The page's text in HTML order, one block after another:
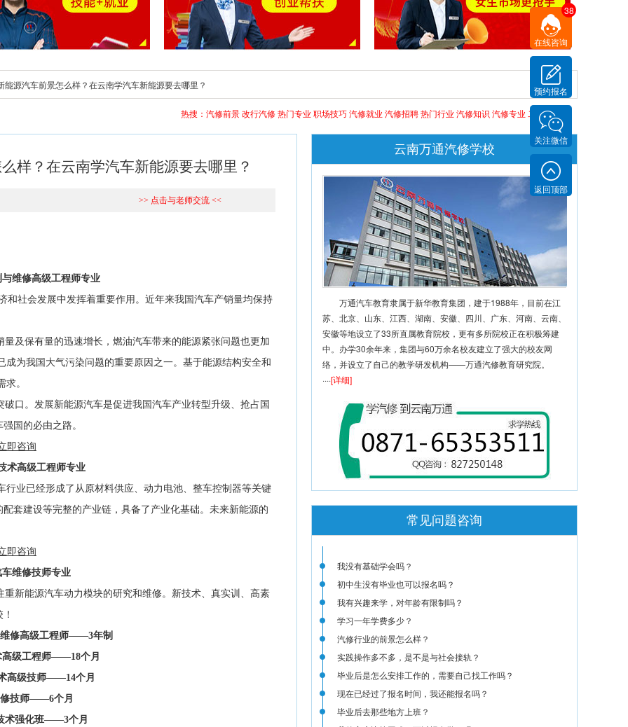
能源汽车前景怎么样？在云南学汽车新能源要去哪里？
热搜： 汽修前景改行汽修热门专业 职场技巧汽修就业 汽修招聘热门行业 汽修知识 汽修专业 二手车评估
样？在云南学汽车新能源要去哪里？
>> 点击与老师交流 <<
维修高级工程师专业
社会发展中发挥着重要作用。近年来我国汽车产销量均保持
及保有量的迅速增长，燃油汽车带来的能源紧张问题也更加
为我国大气污染问题的重要原因之一。基于能源结构安全和
。
口。发展新能源汽车是促进我国汽车产业转型升级、抢占国
国的必由之路。
即咨询
术高级工程师专业
业已经形成了从原材料供应、动力电池、整车控制器等关键
套建设等完整的产业链，具备了产业化基础。未来新能源的
即咨询
维修技师专业
新能源汽车动力模块的研究和维修。新技术、真实训、高素
修高级工程师——3年制
高级工程师——18个月
高级技师——14个月
技师——6个月
术强化班——3个月
云南万通汽修学校
万通汽车教育隶属于新华教育集团，建于1988年，目前在江
苏、北京、山东、江西、湖南、安徽、四川、广东、河南、云南、
安徽等地设立了33所直属教育院校，更有多所院校正在积极筹建
中。办学30余年来，集团与60万余名校友建立了强大的校友网
络，并设立了自己的教学研发机构——万通汽修教育研究院。
····[详细]
常见问题咨询
我没有基础学会吗？
初中生没有毕业也可以报名吗？
我有兴趣来学，对年龄有限制吗？
学习一年学费多少？
汽修行业的前景怎么样？
实践操作多不多，是不是与社会接轨？
毕业后是怎么安排工作的，需要自己找工作吗？
现在已经过了报名时间，我还能报名吗？
毕业后去那些地方上班？
在线咨询
38
预约报名
关注微信
返回顶部